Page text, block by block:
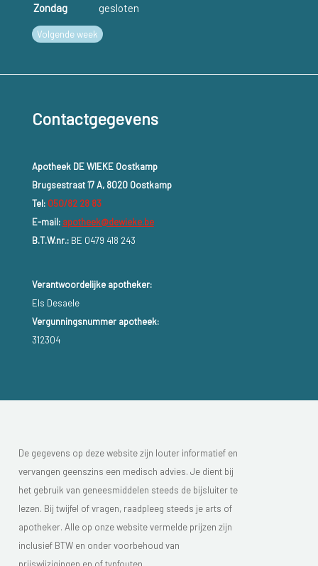
Zondag
gesloten
Volgende week
Contactgegevens
Apotheek DE WIEKE Oostkamp
Brugsestraat 17 A, 8020 Oostkamp
Tel: 050/82 28 83
E-mail: apotheek@dewieke.be
B.T.W.nr.:BE 0479 418 243
Verantwoordelijke apotheker:
Els Desaele
Vergunningsnummer apotheek:
312304
De gegevens op deze website zijn louter informatief en
vervangen geenszins een medisch advies. Je dient bij
het gebruik van geneesmiddelen steeds de bijsluiter te
lezen. Bij twijfel of vragen, raadpleeg steeds je arts of
apotheker. Alle op onze website vermelde prijzen zijn
inclusief BTW en onder voorbehoud van